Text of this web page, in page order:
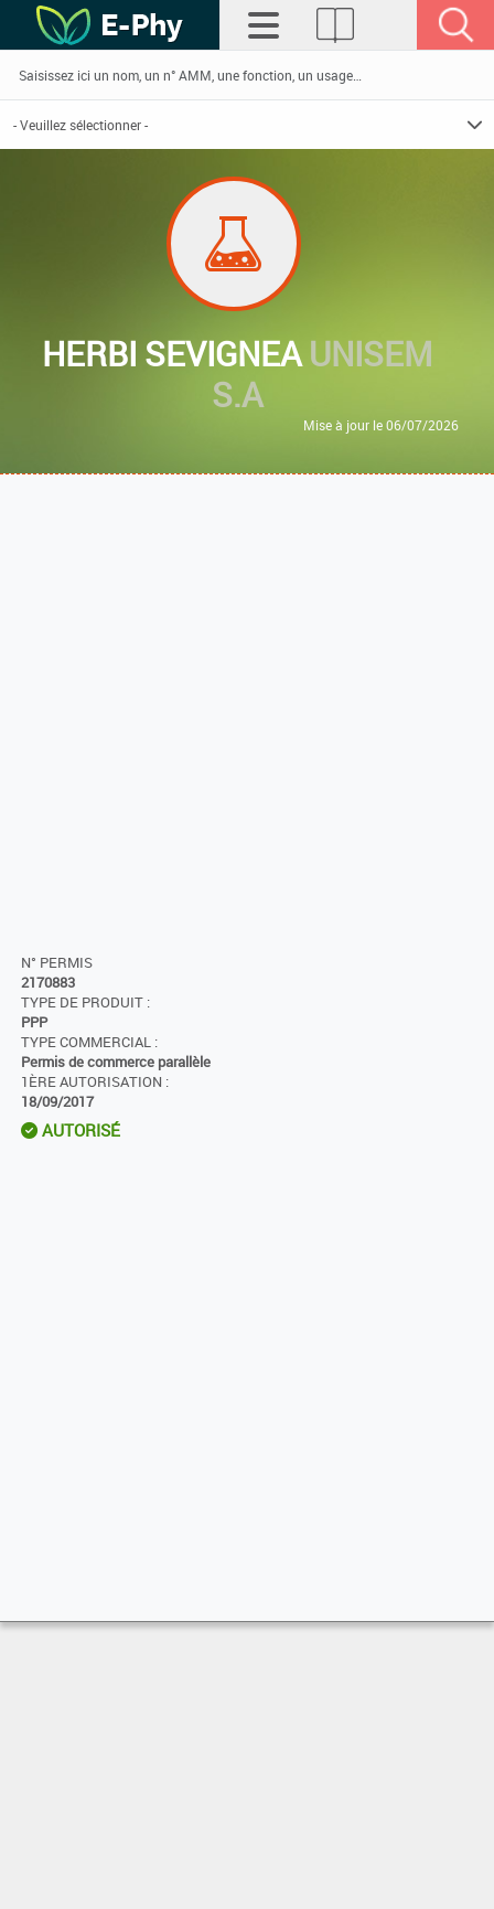
HERBI SEVIGNEAUNISEM
S.A
Mise à jour le 06/07/2026
N° PERMIS
2170883
TYPE DE PRODUIT :
PPP
TYPE COMMERCIAL :
Permis de commerce parallèle
1ÈRE AUTORISATION :
18/09/2017
AUTORISÉ